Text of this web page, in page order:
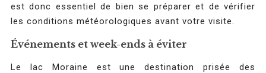
est donc essentiel de bien se préparer et de vérifier
les conditions météorologiques avant votre visite.
Événements et week-ends à éviter
Le lac Moraine est une destination prisée des